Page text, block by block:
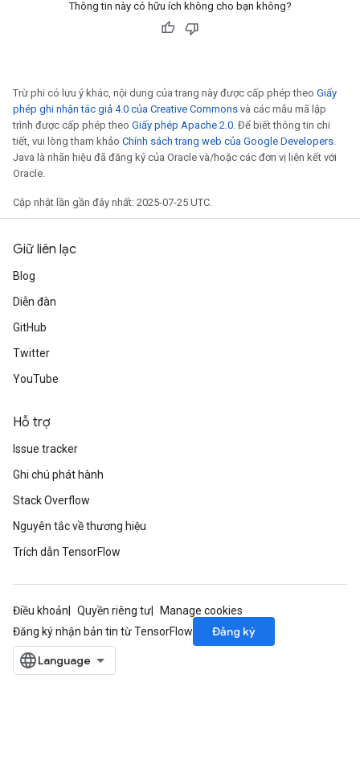
Thông tin này có hữu ích không cho bạn không?
Trừ phi có lưu ý khác, nội dung của trang này được cấp phép theo Giấy
phép ghi nhận tác giả 4.0 của Creative Commons và các mẫu mã lập
trình được cấp phép theo Giấy phép Apache 2.0 . Để biết thông tin chi
tiết, vui lòng tham khảo Chính sách trang web của Google Developers
Java là nhãn hiệu đã đăng ký của Oracle và/hoặc các đơn vị liên kết với
Oracle.
Cập nhật lần gần đây nhất: 2025-07-25 UTC.
Giữ liên lạc
Blog
Diễn đàn
GitHub
Twitter
YouTube
Hỗ trợ
Issue tracker
Ghi chú phát hành
Stack Overflow
Nguyên tắc về thương hiệu
Trích dẫn TensorFlow
Điều khoản Quyền riêng tư
Manage cookies
Đăng ký nhận bản tin từ TensorFlow
Đăng ký